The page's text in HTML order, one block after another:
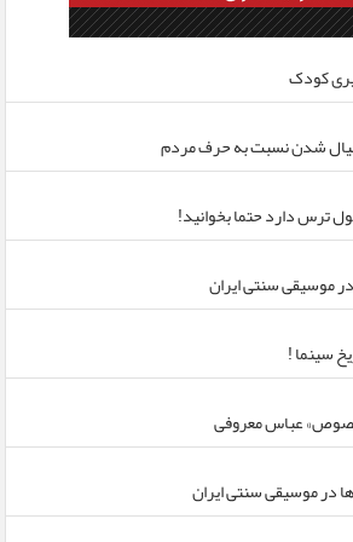
کودک
شدن نسبت به حرف مردم
ترس دارد حتما بخوانید!
موسیقی سنتی ایران
عباس معروفی
در موسیقی سنتی ایران